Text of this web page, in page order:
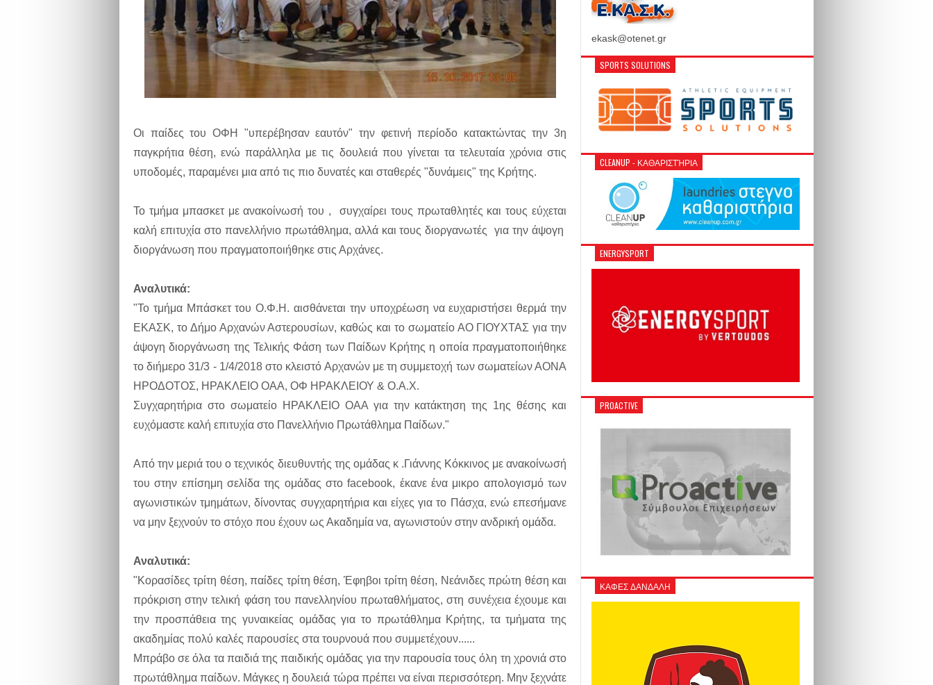
Οι παίδες του ΟΦΗ "υπερέβησαν εαυτόν" την φετινή περίοδο κατακτώντας την 3η
παγκρήτια θέση, ενώ παράλληλα με τις δουλειά που γίνεται τα τελευταία χρόνια στις
υποδομές, παραμένει μια από τις πιο δυνατές και σταθερές "δυνάμεις" της Κρήτης.
Το τμήμα μπασκετ με ανακοίνωσή του , συγχαίρει τους πρωταθλητές και τους εύχεται
καλή επιτυχία στο πανελλήνιο πρωτάθλημα, αλλά και τους διοργανωτές για την άψογη
διοργάνωση που πραγματοποιήθηκε στις Αρχάνες.
Αναλυτικά:
"Το τμήμα Μπάσκετ του Ο.Φ.Η. αισθάνεται την υποχρέωση να ευχαριστήσει θερμά την
ΕΚΑΣΚ, το Δήμο Αρχανών Αστερουσίων, καθώς και το σωματείο ΑΟ ΓΙΟΥΧΤΑΣ για την
άψογη διοργάνωση της Τελικής Φάση των Παίδων Κρήτης η οποία πραγματοποιήθηκε
το διήμερο 31/3 - 1/4/2018 στο κλειστό Αρχανών με τη συμμετοχή των σωματείων ΑΟΝΑ
ΗΡΟΔΟΤΟΣ, ΗΡΑΚΛΕΙΟ ΟΑΑ, ΟΦ ΗΡΑΚΛΕΙΟΥ & Ο.Α.Χ.
Συγχαρητήρια στο σωματείο ΗΡΑΚΛΕΙΟ ΟΑΑ για την κατάκτηση της 1ης θέσης και
ευχόμαστε καλή επιτυχία στο Πανελλήνιο Πρωτάθλημα Παίδων."
Από την μεριά του ο τεχνικός διευθυντής της ομάδας κ .Γιάννης Κόκκινος με ανακοίνωσή
του στην επίσημη σελίδα της ομάδας στο facebook, έκανε ένα μικρο απολογισμό των
αγωνιστικών τμημάτων, δίνοντας συγχαρητήρια και είχες για το Πάσχα, ενώ επεσήμανε
να μην ξεχνούν το στόχο που έχουν ως Ακαδημία να, αγωνιστούν στην ανδρική ομάδα.
Αναλυτικά:
"Κορασίδες τρίτη θέση, παίδες τρίτη θέση, Έφηβοι τρίτη θέση, Νεάνιδες πρώτη θέση και
πρόκριση στην τελική φάση του πανελληνίου πρωταθλήματος, στη συνέχεια έχουμε και
την προσπάθεια της γυναικείας ομάδας για το πρωτάθλημα Κρήτης, τα τμήματα της
ακαδημίας πολύ καλές παρουσίες στα τουρνουά που συμμετέχουν......
Μπράβο σε όλα τα παιδιά της παιδικής ομάδας για την παρουσία τους όλη τη χρονιά στο
πρωτάθλημα παίδων. Μάγκες η δουλειά τώρα πρέπει να είναι περισσότερη. Μην ξεχνάτε
ekask@otenet.gr
SPORTS SOLUTIONS
CLEANUP - ΚΑΘΑΡΙΣΤΉΡΙΑ
ENERGYSPORT
PROACTIVE
ΚΑΦΕΣ ΔΑΝΔΑΛΗ